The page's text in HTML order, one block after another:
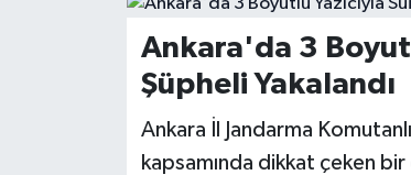
Ankara'da 3
Şüpheli Yakalandı
Ankara İl Jandarma
kapsamında dikkat çeken
KÜLTÜR SANAT
MAGAZİN